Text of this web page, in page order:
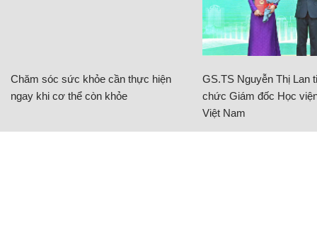
Chăm sóc sức khỏe cần thực hiện
ngay khi cơ thể còn khỏe
GS.TS Nguyễn Thị Lan
chức Giám đốc Học
Việt Nam